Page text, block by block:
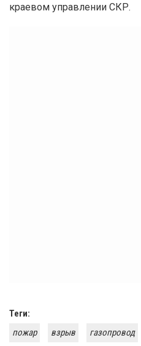
краевом управлении СКР.
Теги:
пожар
взрыв газопровод